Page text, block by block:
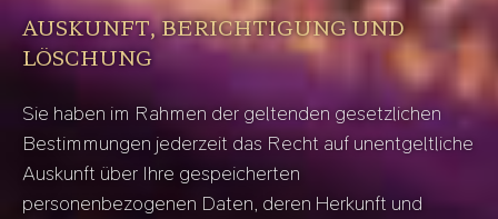
AUSKUNFT, BERICHTIGUNG UND
LÖSCHUNG
Sie haben im Rahmen der geltenden gesetzlichen
Bestimmungen jederzeit das Recht auf unentgeltliche
Auskunft über Ihre gespeicherten
personenbezogenen Daten, deren Herkunft und